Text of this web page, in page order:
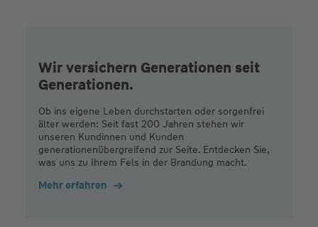
Wir versichern Generationen seit
Generationen.
Ob ins eigene Leben durchstarten oder sorgenfrei
älter werden: Seit fast 200 Jahren stehen wir
unseren Kundinnen und Kunden
generationenübergreifend zur Seite. Entdecken Sie,
was uns zu Ihrem Fels in der Brandung macht.
Mehr erfahren